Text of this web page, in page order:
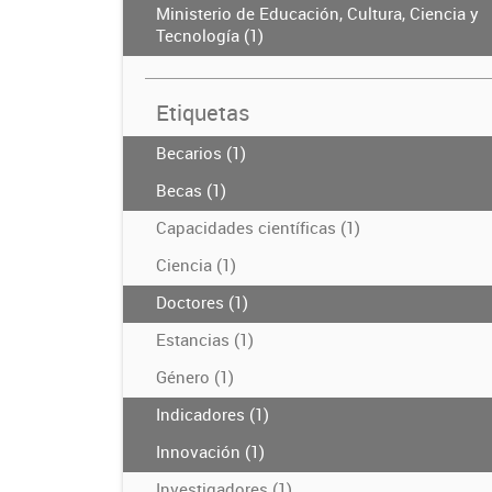
Ministerio de Educación, Cultura, Ciencia y
Tecnología (1)
Etiquetas
Becarios (1)
Becas (1)
Capacidades científicas (1)
Ciencia (1)
Doctores (1)
Estancias (1)
Género (1)
Indicadores (1)
Innovación (1)